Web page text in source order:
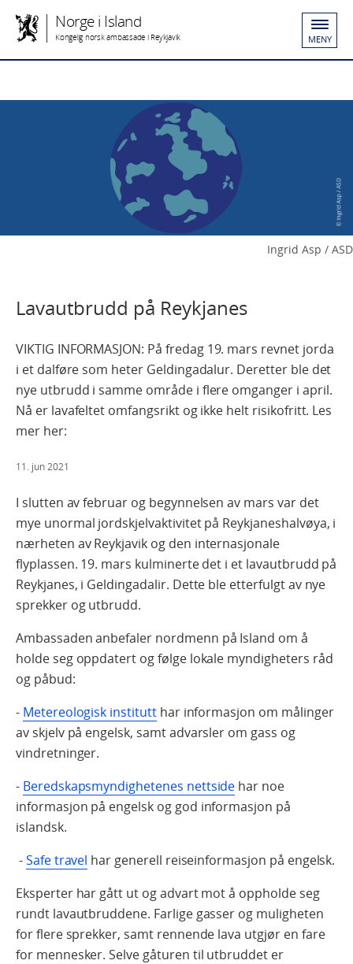
Norge i Island
Kongelig norsk ambassade i Reykjavik MENY
Ingrid Asp / ASD
Lavautbrudd på Reykjanes
VIKTIG INFORMASJON: På fredag 19. mars revnet jorda
i et dalføre som heter Geldingadalur. Deretter ble det
nye utbrudd i samme område i flere omganger i april.
Nå er lavafeltet omfangsrikt og ikke helt risikofritt. Les
mer her:
11. jun 2021
I slutten av februar og begynnelsen av mars var det
mye unormal jordskjelvaktivitet på Reykjaneshalvøya, i
nærheten av Reykjavik og den internasjonale
flyplassen. 19. mars kulminerte det i et lavautbrudd på
Reykjanes, i Geldingadalir. Dette ble etterfulgt av nye
sprekker og utbrudd.
Ambassaden anbefaler nordmenn på Island om å
holde seg oppdatert og følge lokale myndigheters råd
og påbud:
- Metereologisk institutthar informasjon om målinger
av skjelv på engelsk, samt advarsler om gass og
vindretninger.
- Beredskapsmyndighetenes nettside har noe
informasjon på engelsk og god informasjon på
islandsk.
-Safe travel har generell reiseinformasjon på engelsk.
Eksperter har gått ut og advart mot å oppholde seg
rundt lavautbruddene. Farlige gasser og muligheten
for flere sprekker, samt rennende lava utgjør en fare
for mennesker. Selve gåturen til utbruddet er